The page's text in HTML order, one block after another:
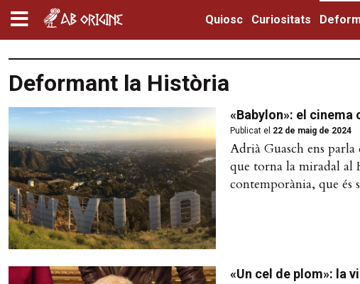
Quiosc Curiositats
Deformant la Història
«Babylon»: el cinema
Publicat el 22 de maig de 2024
Adrià Guasch ens
que torna la miradal al
contemporània, que és
«Un cel de plom»: la